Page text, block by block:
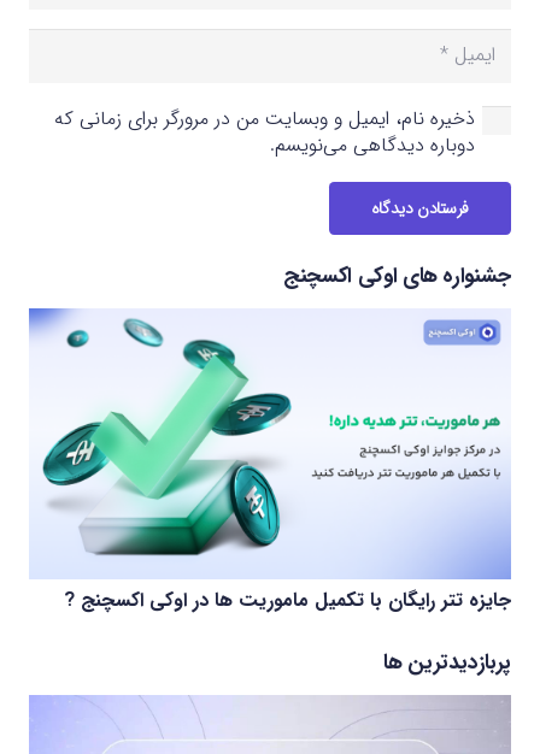
ذخیره نام، ایمیل و وبسایت من در مرورگر برای زمانی که
دوباره دیدگاهی می‌نویسم.
فرستادن دیدگاه
جشنواره های اوکی اکسچنج
جایزه تتر رایگان با تکمیل ماموریت ها در اوکی اکسچنج ?
پربازدیدترین ها